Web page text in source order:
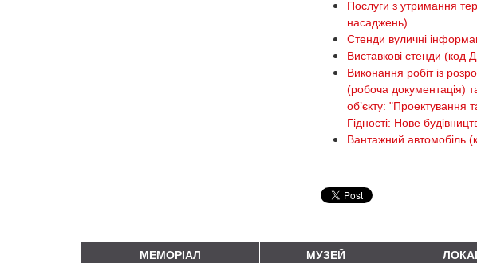
Послуги з утримання
насаджень)
Стенди вуличні
Виставкові стенди (код
Виконання робіт із
(робоча документація)
об’єкту: "Проектування
Гідності: Нове
Вантажний автомобіль
МЕМОРІАЛ МУЗЕЙ